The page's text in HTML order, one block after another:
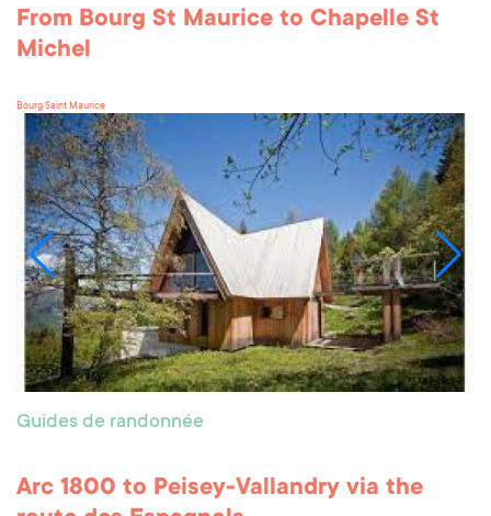
From Bourg St Maurice to Chapelle St
Michel
Bourg Saint Maurice
Guides de randonnée
Arc 1800 to Peisey-Vallandry via the